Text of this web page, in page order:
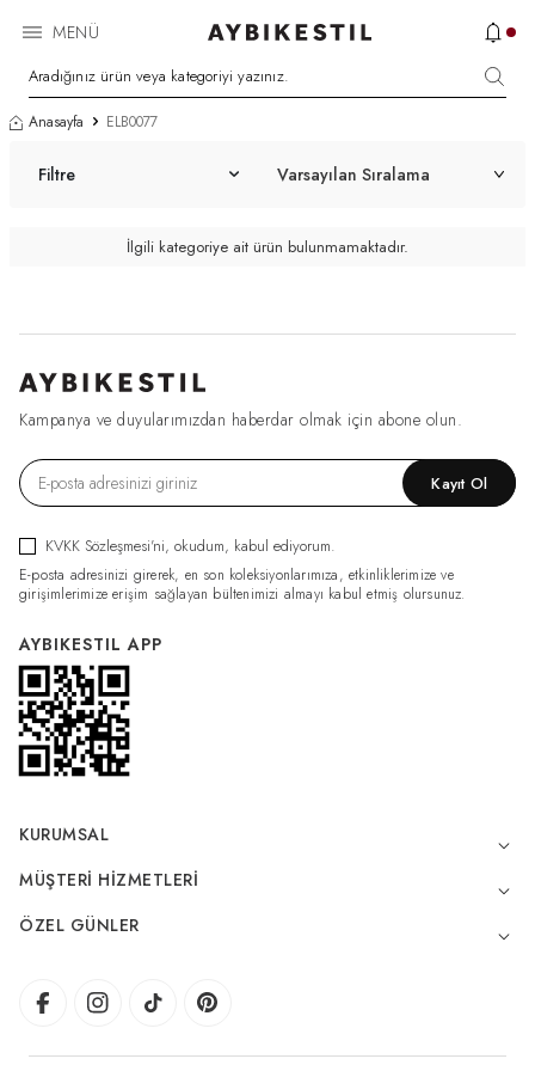
MENÜ
Anasayfa ELB0077
Filtre
İlgili kategoriye ait ürün bulunmamaktadır.
Kampanya ve duyularımızdan haberdar olmak için abone olun.
Kayıt Ol
KVKK Sözleşmesi'ni, okudum, kabul ediyorum.
E-posta adresinizi girerek, en son koleksiyonlarımıza, etkinliklerimize ve
girişimlerimize erişim sağlayan bültenimizi almayı kabul etmiş olursunuz.
AYBIKESTIL APP
KURUMSAL
MÜŞTERI HIZMETLERI
ÖZEL GÜNLER